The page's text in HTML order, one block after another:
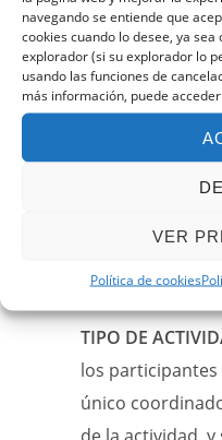
navegando se entiende que
cookies cuando lo desee, ya
explorador (si su explorador lo
usando las funciones de
más información, puede
VER
Política de cookies
Recibirás
Cualquier duda,
resolverla
horario de
lunes, martes y
19:00 y los
TIPO DE
los
único